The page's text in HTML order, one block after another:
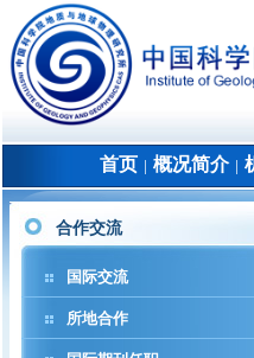
首页 概况简介│
合作交流
国际交流
所地合作